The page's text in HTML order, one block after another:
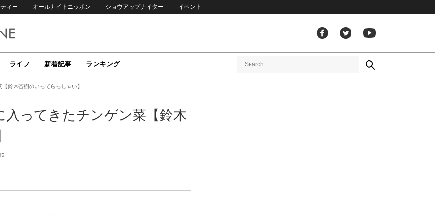
ィー オールナイトニッポン ショウアップナイター イベント
ライフ 新着記事 ランキング
鈴木杏樹のいってらっしゃい】
入ってきたチンゲン菜【鈴木